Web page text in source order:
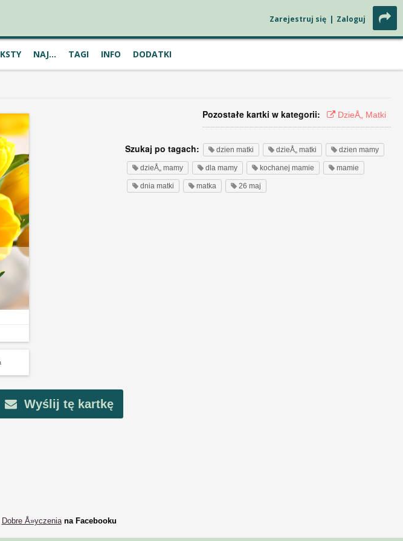
Zarejestruj się | Zaloguj
NAJ... TAGI INFO DODATKI
Pozostałe kartki w kategorii: DzieÅ„ Matki
Szukaj po tagach: dzien matki dzieÅ„ matki dzien mamy
dzieÅ„ mamy dla mamy kochanej mamie mamie
dnia matki matka 26 maj
Wyślij tę kartkę
Dobre Å»yczeniana Facebooku